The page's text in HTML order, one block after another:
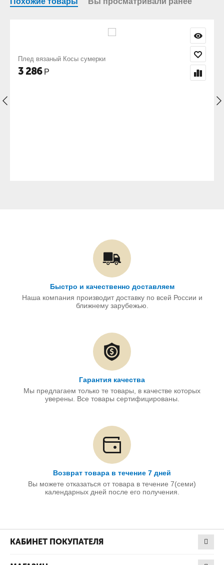
Плед вязаный Косы
Быстро и качественно доставляем
Наша компания производит доставку по всей России и
ближнему зарубежью.
Гарантия качества
Мы предлагаем только те товары, в качестве которых
уверены. Все товары сертифицированы.
Возврат товара в течение 7 дней
Вы можете отказаться от товара в течение 7(семи)
календарных дней после его получения.
КАБИНЕТ ПОКУПАТЕЛЯ